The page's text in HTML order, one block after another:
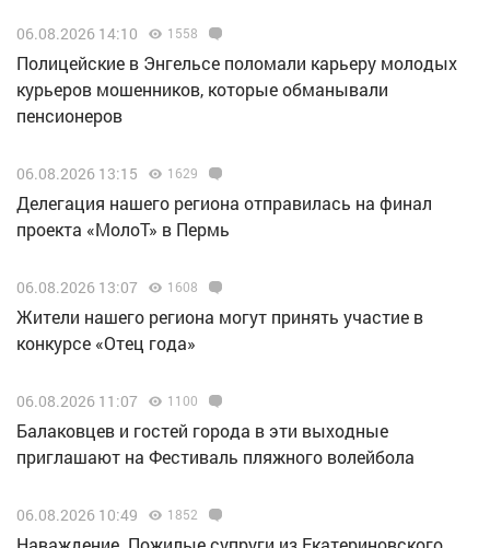
06.08.2026 14:10 1558
Полицейские в Энгельсе поломали карьеру молодых
курьеров мошенников, которые обманывали
пенсионеров
06.08.2026 13:15 1629
Делегация нашего региона отправилась на финал
проекта «МолоТ» в Пермь
06.08.2026 13:07 1608
Жители нашего региона могут принять участие в
конкурсе «Отец года»
06.08.2026 11:07 1100
Балаковцев и гостей города в эти выходные
приглашают на Фестиваль пляжного волейбола
06.08.2026 10:49 1852